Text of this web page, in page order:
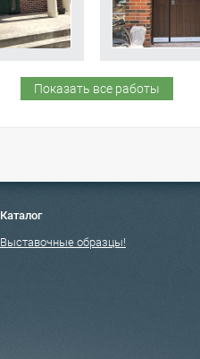
Показать все работы
Каталог
Выставочные образцы!